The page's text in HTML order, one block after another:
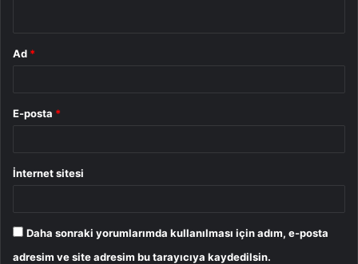
Ad *
E-posta *
İnternet sitesi
Daha sonraki yorumlarımda kullanılması için adım, e-posta
adresim ve site adresim bu tarayıcıya kaydedilsin.